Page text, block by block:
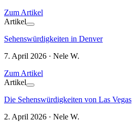
Zum Artikel
Artikel
Sehenswürdigkeiten in Denver
7. April 2026 · Nele W.
Zum Artikel
Artikel
Die Sehenswürdigkeiten von Las Vegas
2. April 2026 · Nele W.